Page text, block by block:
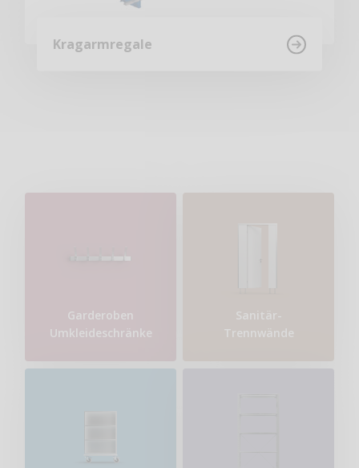
Kragarmregale
Garderoben
Umkleideschränke
Sanitär-
Trennwände